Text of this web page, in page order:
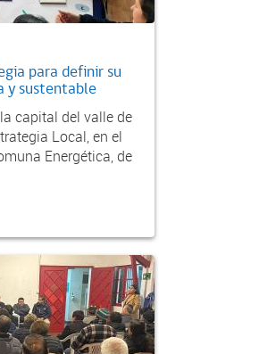
para definir su
y sustentable
capital del valle de
Local, en el
Energética, de